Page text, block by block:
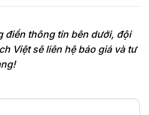
điền thông tin bên dưới, đội
Việt sẽ liên hệ báo giá và tư